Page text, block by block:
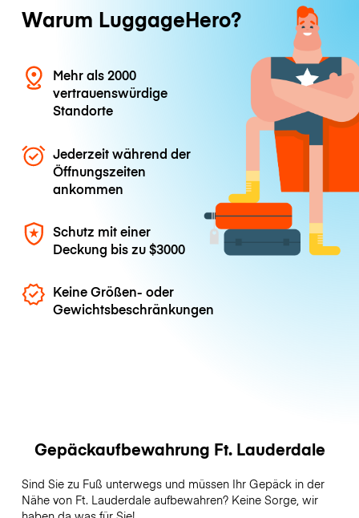
Warum LuggageHero?
Mehr als 2000
vertrauenswürdige
Standorte
Jederzeit während der
Öffnungszeiten
ankommen
Schutz mit einer
Deckung bis zu$3000
Keine Größen- oder
Gewichtsbeschränkungen
Gepäckaufbewahrung Ft. Lauderdale
Sind Sie zu Fuß unterwegs und müssen Ihr Gepäck in der
Nähe von Ft. Lauderdale aufbewahren? Keine Sorge, wir